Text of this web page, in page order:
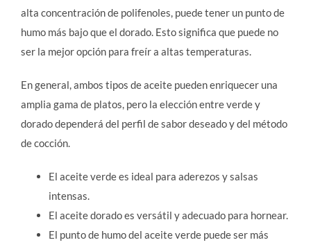
alta concentración de polifenoles, puede tener un punto de
humo más bajo que el dorado. Esto significa que puede no
ser la mejor opción para freír a altas temperaturas.
En general, ambos tipos de aceite pueden enriquecer una
amplia gama de platos, pero la elección entre verde y
dorado dependerá del perfil de sabor deseado y del método
de cocción.
El aceite verde es ideal para aderezos y salsas
intensas.
El aceite dorado es versátil y adecuado para hornear.
El punto de humo del aceite verde puede ser más